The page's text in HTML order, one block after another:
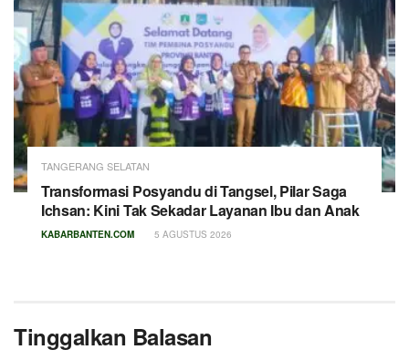
TANGERANG SELATAN
Transformasi Posyandu di Tangsel, Pilar Saga
Ichsan: Kini Tak Sekadar Layanan Ibu dan Anak
KABARBANTEN.COM 5 AGUSTUS 2026
Tinggalkan Balasan